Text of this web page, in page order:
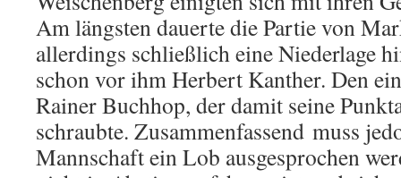
Am längsten dauerte die Partie von
allerdings schließlich eine Niederlage
schon vor ihm Herbert Kanther. Den
Rainer Buchhop, der damit seine
schraubte. Zusammenfassend muss
Mannschaft ein Lob ausgesprochen